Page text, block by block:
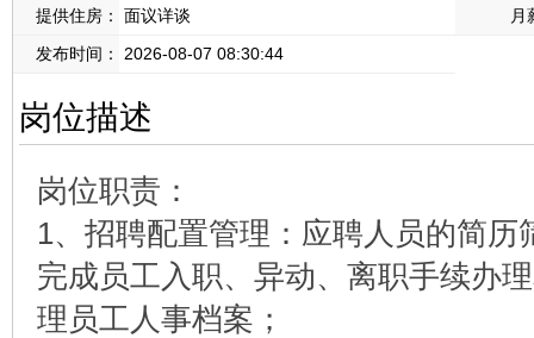
提供住房：
面议详谈
月
发布时间：
2026-08-07 08:30:44
岗位描述
岗位职责：
1、招聘配置管理：应聘人员的简历
完成员工入职、异动、离职手续办
理员工人事档案；